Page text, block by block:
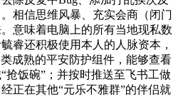
相信思维风暴、充实会商（闭门
意味着电脑上的所有当地现私数
睿还积极使用本人的人脉资本，
成熟的平安防护组件，能够查看
抢饭碗”；并按时推送至飞书工做
正在其他“元乐不雅群”的伴侣就